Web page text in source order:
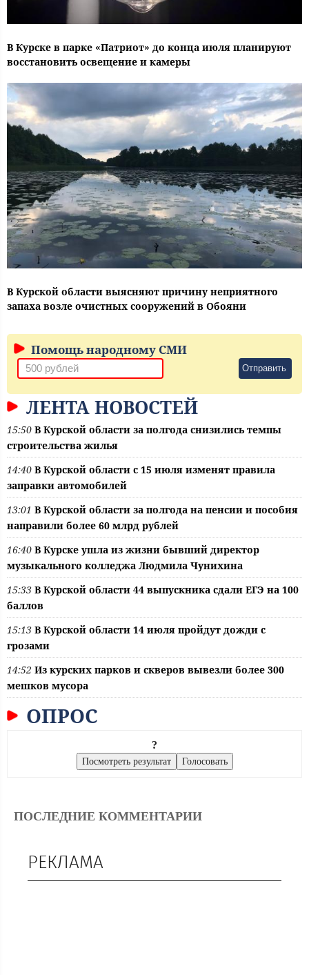
В Курске в парке «Патриот» до конца июля планируют
восстановить освещение и камеры
В Курской области выясняют причину неприятного
запаха возле очистных сооружений в Обояни
Помощь народному СМИ
Отправить
ЛЕНТА НОВОСТЕЙ
15:50 В Курской области за полгода снизились темпы
строительства жилья
14:40 В Курской области с 15 июля изменят правила
заправки автомобилей
13:01 В Курской области за полгода на пенсии и пособия
направили более 60 млрд рублей
16:40 В Курске ушла из жизни бывший директор
музыкального колледжа Людмила Чунихина
15:33 В Курской области 44 выпускника сдали ЕГЭ на 100
баллов
15:13 В Курской области 14 июля пройдут дожди с
грозами
14:52 Из курских парков и скверов вывезли более 300
мешков мусора
ОПРОС
?
ПОСЛЕДНИЕ КОММЕНТАРИИ
РЕКЛАМА